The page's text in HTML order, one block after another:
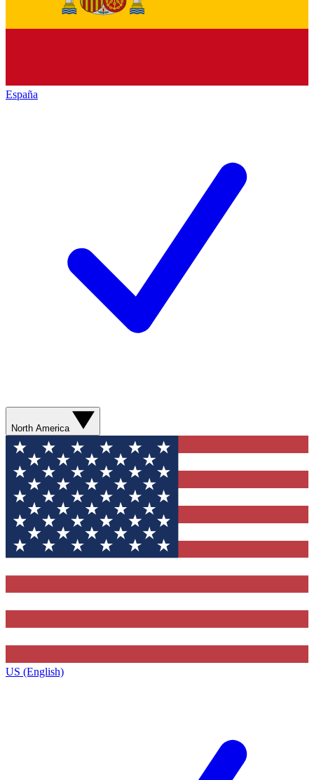
España
North America
US (English)